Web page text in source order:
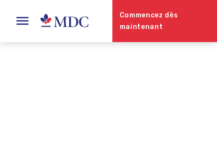
Commencez dès
maintenant